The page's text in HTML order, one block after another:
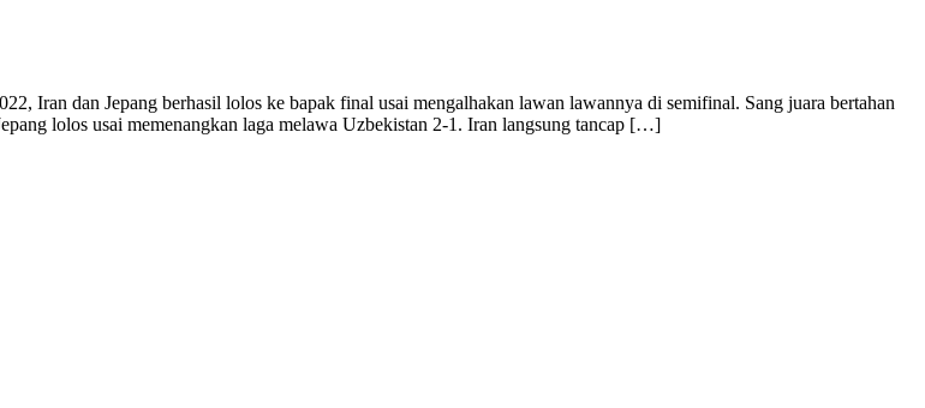
Iran dan Jepang berhasil lolos ke bapak final usai mengalhakan lawan lawannya di semifinal. Sang juara bertahan
lolos usai memenangkan laga melawa Uzbekistan 2-1. Iran langsung tancap […]